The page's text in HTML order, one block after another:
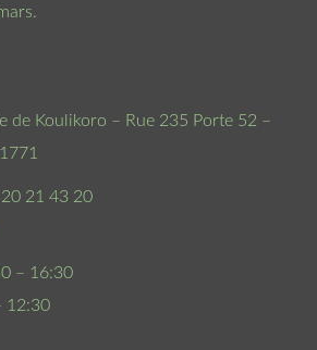
de Koulikoro – Rue 235 Porte 52 –
21 43 20
– 16:30
12:30